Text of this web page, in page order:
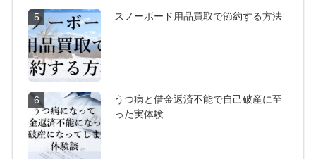
5 スノーボード用品買取で節約する方法
6
うつ病と借金返済不能で自己破産に至
った実体験